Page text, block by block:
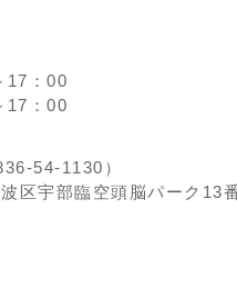
：00
：00
54-1130）
区宇部臨空頭脳パーク13